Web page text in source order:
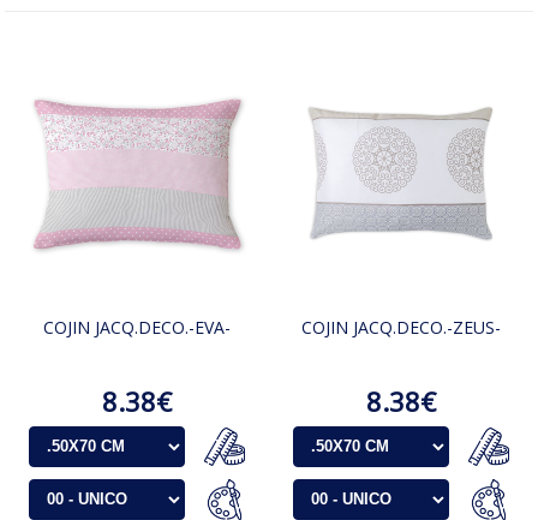
COJIN JACQ.DECO.-EVA-
8.38€
COJIN JACQ.DECO.-ZEUS-
8.38€